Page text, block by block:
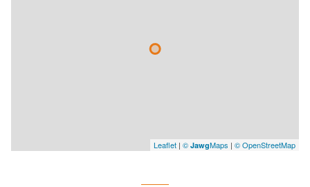
Leaflet | © JawgMaps | © OpenStreetMap